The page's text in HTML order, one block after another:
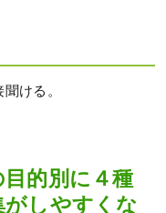
ける。
的別に４種
しやすくな